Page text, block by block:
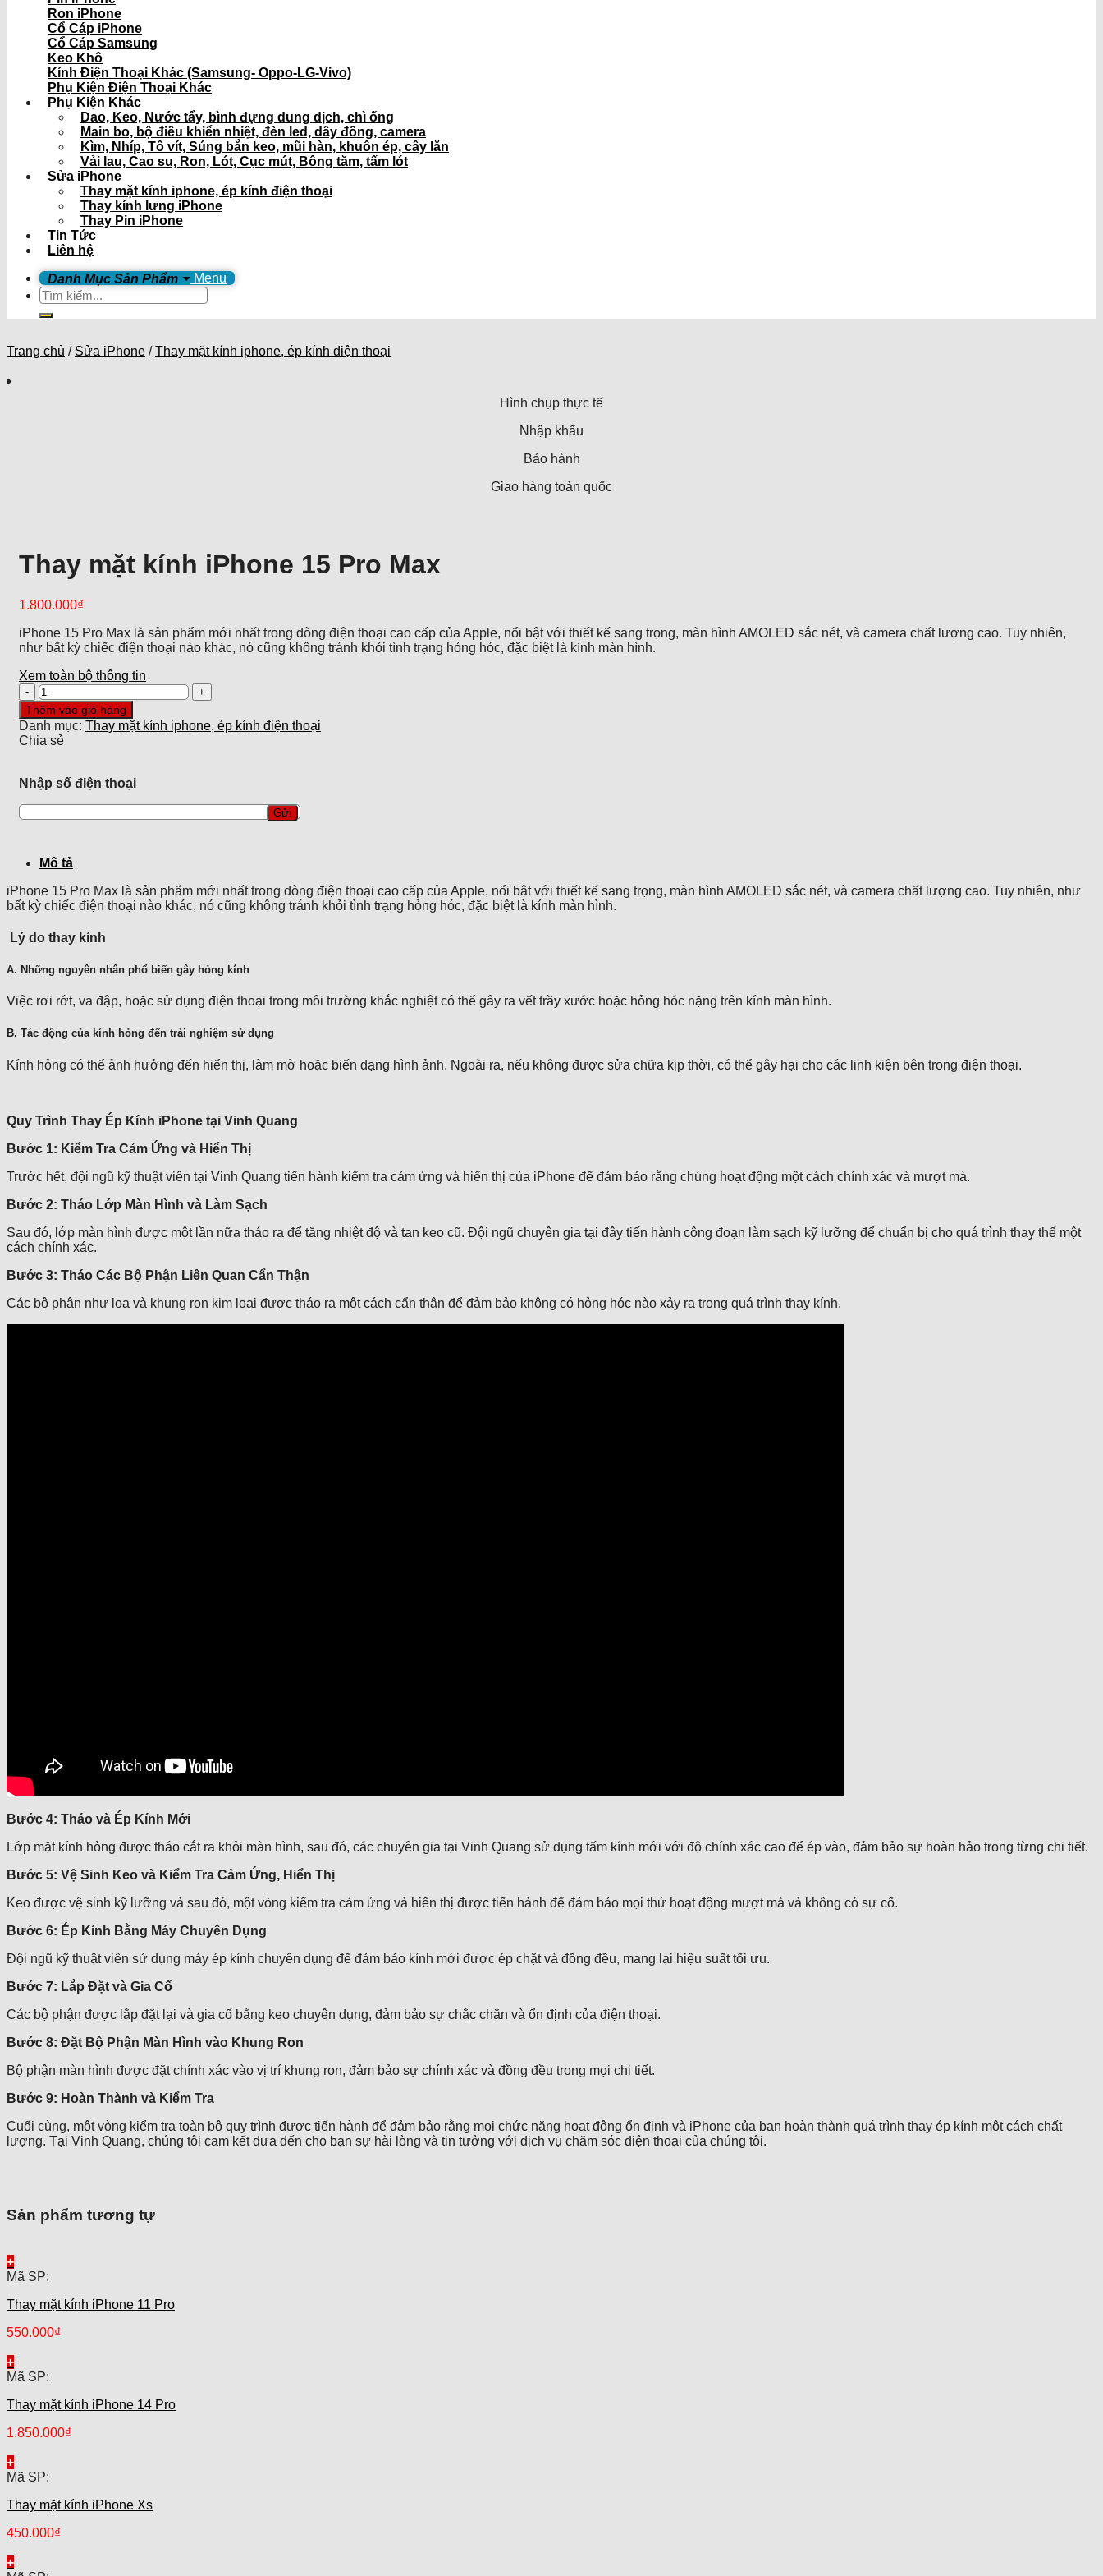
Ron iPhone
Cổ Cáp iPhone
Cổ Cáp Samsung
Keo Khô
Kính Điện Thoại Khác (Samsung- Oppo-LG-Vivo)
Phụ Kiện Điện Thoại Khác
Phụ Kiện Khác
Dao, Keo, Nước tẩy, bình đựng dung dịch, chì ống
Main bo, bộ điều khiển nhiệt, đèn led, dây đồng, camera
Kìm, Nhíp, Tô vít, Súng bắn keo, mũi hàn, khuôn ép, cây lăn
Vải lau, Cao su, Ron, Lót, Cục mút, Bông tăm, tấm lót
Sửa iPhone
Thay mặt kính iphone, ép kính điện thoại
Thay kính lưng iPhone
Thay Pin iPhone
Tin Tức
Liên hệ
Menu
Tìm
kiếm:
Trang chủ / Sửa iPhone / Thay mặt kính iphone, ép kính điện thoại
Hình chụp thực tế
Nhập khẩu
Bảo hành
Giao hàng toàn quốc
Thay mặt kính iPhone 15 Pro Max
1.800.000₫
iPhone 15 Pro Max là sản phẩm mới nhất trong dòng điện thoại cao cấp của Apple, nổi bật với thiết kế sang trọng, màn hình AMOLED sắc nét, và camera chất lượng cao. Tuy nhiên,
như bất kỳ chiếc điện thoại nào khác, nó cũng không tránh khỏi tình trạng hỏng hóc, đặc biệt là kính màn hình.
Xem toàn bộ thông tin
Thay
mặt
kính
iPhone
15
Max
số
lượng
Thêm vào giỏ hàng
Danh mục: Thay mặt kính iphone, ép kính điện thoại
Chia sẻ
Nhập số điện thoại
Mô tả
iPhone 15 Pro Max là sản phẩm mới nhất trong dòng điện thoại cao cấp của Apple, nổi bật với thiết kế sang trọng, màn hình AMOLED sắc nét, và camera chất lượng cao. Tuy nhiên, như
bất kỳ chiếc điện thoại nào khác, nó cũng không tránh khỏi tình trạng hỏng hóc, đặc biệt là kính màn hình.
Lý do thay kính
A. Những nguyên nhân phổ biến gây hỏng kính
Việc rơi rớt, va đập, hoặc sử dụng điện thoại trong môi trường khắc nghiệt có thể gây ra vết trầy xước hoặc hỏng hóc nặng trên kính màn hình.
B. Tác động của kính hỏng đến trải nghiệm sử dụng
Kính hỏng có thể ảnh hưởng đến hiển thị, làm mờ hoặc biến dạng hình ảnh. Ngoài ra, nếu không được sửa chữa kịp thời, có thể gây hại cho các linh kiện bên trong điện thoại.
Quy Trình Thay Ép Kính iPhone tại Vinh Quang
Bước 1: Kiểm Tra Cảm Ứng và Hiển Thị
Trước hết, đội ngũ kỹ thuật viên tại Vinh Quang tiến hành kiểm tra cảm ứng và hiển thị của iPhone để đảm bảo rằng chúng hoạt động một cách chính xác và mượt mà.
Bước 2: Tháo Lớp Màn Hình và Làm Sạch
Sau đó, lớp màn hình được một lần nữa tháo ra để tăng nhiệt độ và tan keo cũ. Đội ngũ chuyên gia tại đây tiến hành công đoạn làm sạch kỹ lưỡng để chuẩn bị cho quá trình thay thế một
cách chính xác.
Bước 3: Tháo Các Bộ Phận Liên Quan Cẩn Thận
Các bộ phận như loa và khung ron kim loại được tháo ra một cách cẩn thận để đảm bảo không có hỏng hóc nào xảy ra trong quá trình thay kính.
Bước 4: Tháo và Ép Kính Mới
Lớp mặt kính hỏng được tháo cắt ra khỏi màn hình, sau đó, các chuyên gia tại Vinh Quang sử dụng tấm kính mới với độ chính xác cao để ép vào, đảm bảo sự hoàn hảo trong từng chi tiết.
Bước 5: Vệ Sinh Keo và Kiểm Tra Cảm Ứng, Hiển Thị
Keo được vệ sinh kỹ lưỡng và sau đó, một vòng kiểm tra cảm ứng và hiển thị được tiến hành để đảm bảo mọi thứ hoạt động mượt mà và không có sự cố.
Bước 6: Ép Kính Bằng Máy Chuyên Dụng
Đội ngũ kỹ thuật viên sử dụng máy ép kính chuyên dụng để đảm bảo kính mới được ép chặt và đồng đều, mang lại hiệu suất tối ưu.
Bước 7: Lắp Đặt và Gia Cố
Các bộ phận được lắp đặt lại và gia cố bằng keo chuyên dụng, đảm bảo sự chắc chắn và ổn định của điện thoại.
Bước 8: Đặt Bộ Phận Màn Hình vào Khung Ron
Bộ phận màn hình được đặt chính xác vào vị trí khung ron, đảm bảo sự chính xác và đồng đều trong mọi chi tiết.
Bước 9: Hoàn Thành và Kiểm Tra
Cuối cùng, một vòng kiểm tra toàn bộ quy trình được tiến hành để đảm bảo rằng mọi chức năng hoạt động ổn định và iPhone của bạn hoàn thành quá trình thay ép kính một cách chất
lượng. Tại Vinh Quang, chúng tôi cam kết đưa đến cho bạn sự hài lòng và tin tưởng với dịch vụ chăm sóc điện thoại của chúng tôi.
Sản phẩm tương tự
+
Mã SP:
Thay mặt kính iPhone 11 Pro
550.000₫
+
Mã SP:
Thay mặt kính iPhone 14 Pro
1.850.000₫
+
Mã SP:
Thay mặt kính iPhone Xs
450.000₫
+